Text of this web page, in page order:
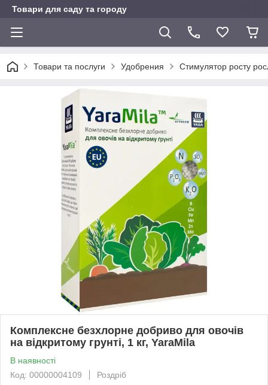
Товари для саду та городу
Товари та послуги Удобрения Стимулятор росту
Комплексне безхлорне добриво для овочів
на відкритому грунті, 1 кг, YaraMila
В наявності
Код: 00000004109
Роздріб